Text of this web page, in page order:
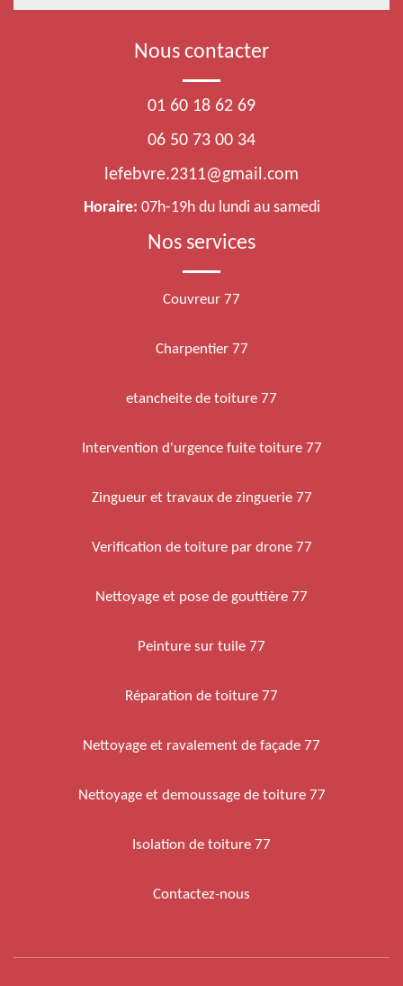
Nous contacter
01 60 18 62 69
06 50 73 00 34
lefebvre.2311@gmail.com
Horaire: 07h-19h du lundi au samedi
Nos services
Couvreur 77
Charpentier 77
etancheite de toiture 77
Intervention d'urgence fuite toiture 77
Zingueur et travaux de zinguerie 77
Verification de toiture par drone 77
Nettoyage et pose de gouttière 77
Peinture sur tuile 77
Réparation de toiture 77
Nettoyage et ravalement de façade 77
Nettoyage et demoussage de toiture 77
Isolation de toiture 77
Contactez-nous